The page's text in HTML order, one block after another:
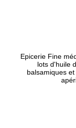
Epicerie Fine
lots d'huile
balsamiques